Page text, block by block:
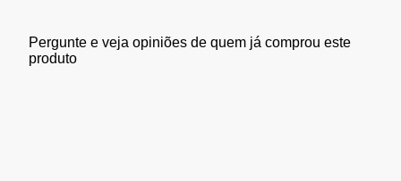
Pergunte e veja opiniões de quem já comprou este
produto